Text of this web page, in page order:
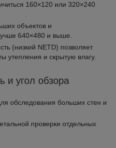
160×120 или 320×240
объектов и
640×480 и выше.
(низкий NETD) позволяет
утепления и скрытую влагу.
и угол обзора
обследования больших стен и
проверки отдельных